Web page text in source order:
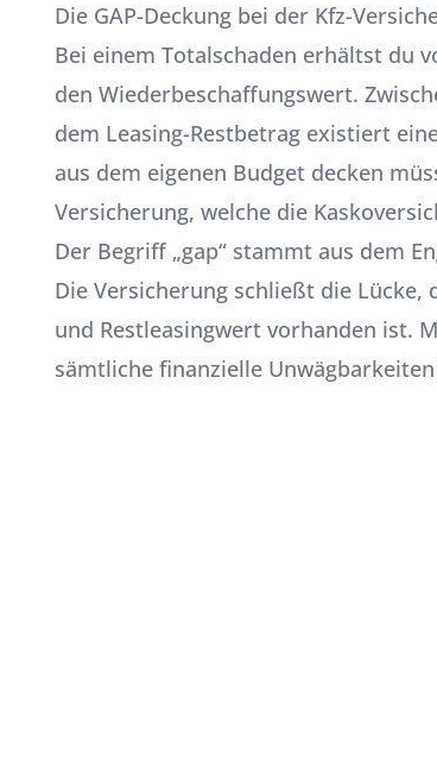
Die GAP-Deckung bei der Kfz-
Bei einem Totalschaden erhältst du
den Wiederbeschaffungswert.
dem Leasing-Restbetrag existiert
aus dem eigenen Budget decken
Versicherung, welche die
Der Begriff „gap“ stammt aus dem
Die Versicherung schließt die
und Restleasingwert vorhanden ist.
sämtliche finanzielle